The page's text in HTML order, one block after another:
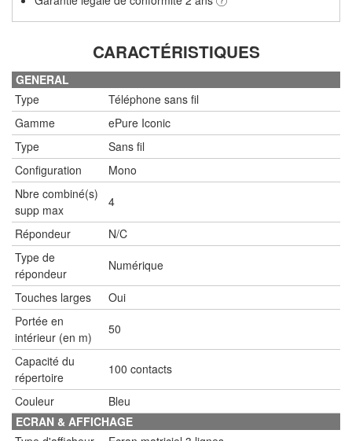
CARACTÉRISTIQUES
GENERAL
Type
Téléphone sans fil
Gamme
ePure Iconic
Type
Sans fil
Configuration
Mono
Nbre combiné(s)
supp max
4
Répondeur
N/C
Type de
répondeur
Numérique
Touches larges
Oui
Portée en
intérieur (en m)
50
Capacité du
répertoire
100 contacts
Couleur
Bleu
ECRAN & AFFICHAGE